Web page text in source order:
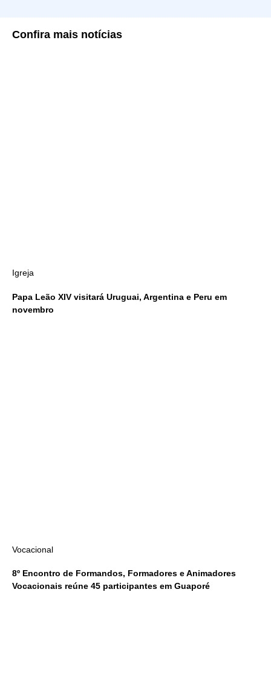
Confira mais notícias
Igreja
Papa Leão XIV visitará Uruguai, Argentina e Peru em
novembro
Vocacional
8º Encontro de Formandos, Formadores e Animadores
Vocacionais reúne 45 participantes em Guaporé